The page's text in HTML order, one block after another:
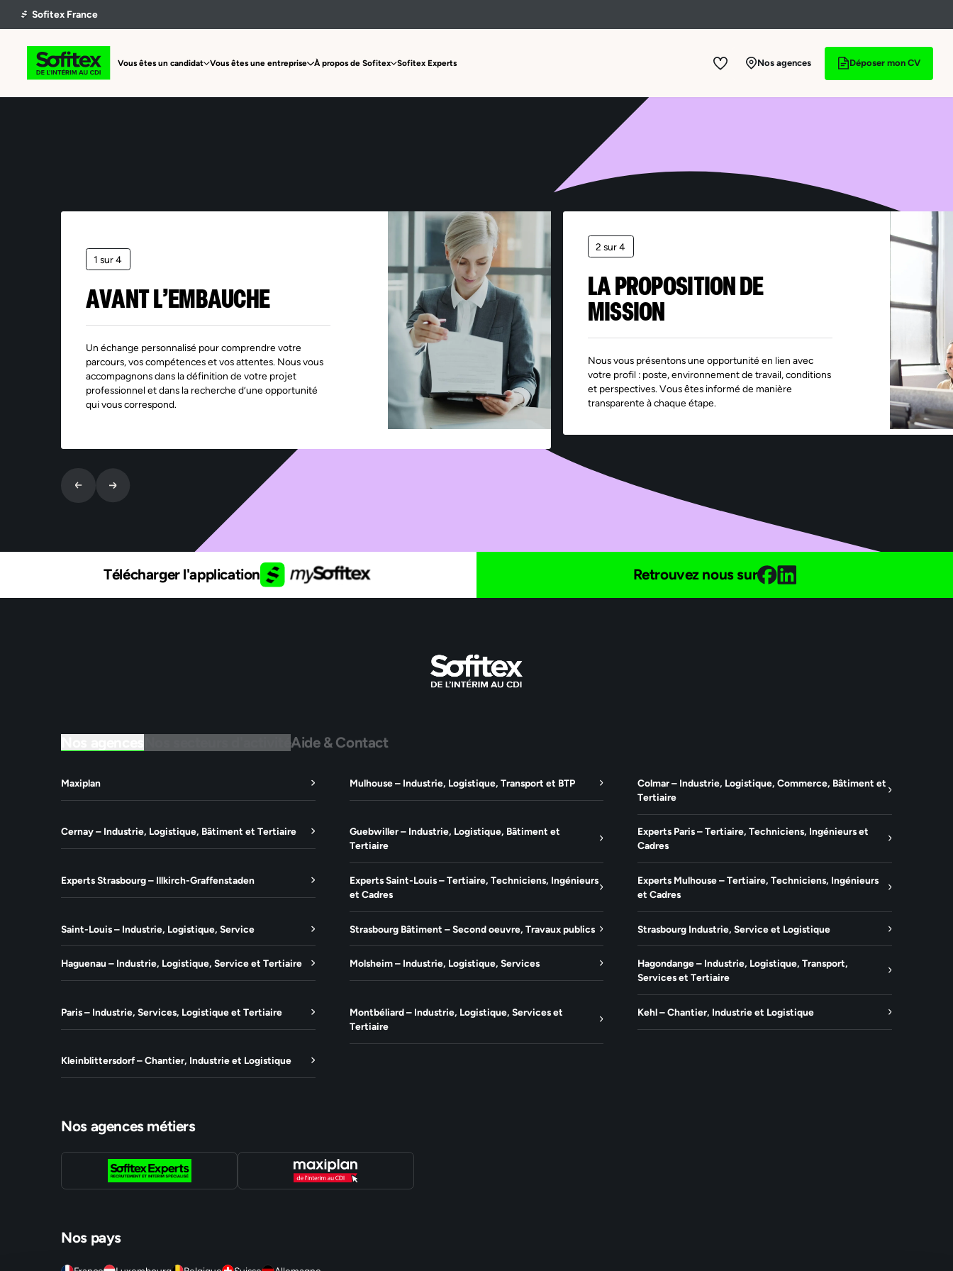
Vous êtes un candidat Vous êtes une entreprise À propos de Sofitex Sofitex Experts Nos agences Déposer mon CV
Offre non trouvée
1 sur 4
AVANT L’EMBAUCHE
Un échange personnalisé pour comprendre votre
parcours, vos compétences et vos attentes. Nous vous
accompagnons dans la définition de votre projet
professionnel et dans la recherche d’une opportunité
qui vous correspond.
2 sur 4
LA PROPOSITION DE
MISSION
Nous vous présentons une opportunité en lien avec
votre profil : poste, environnement de travail, conditions
et perspectives. Vous êtes informé de manière
transparente à chaque étape.
Télécharger l'application Retrouvez nous sur
Nos secteurs d'activitéAide & Contact
Maxiplan Mulhouse – Industrie, Logistique, Transport et BTP
Colmar – Industrie, Logistique, Commerce, Bâtiment et
Tertiaire
Cernay – Industrie, Logistique, Bâtiment et Tertiaire
Guebwiller – Industrie, Logistique, Bâtiment et
Tertiaire
Experts Paris – Tertiaire, Techniciens, Ingénieurs et
Cadres
Experts Strasbourg – Illkirch-Graffenstaden
Experts Saint-Louis – Tertiaire, Techniciens, Ingénieurs
et Cadres
Experts Mulhouse – Tertiaire, Techniciens, Ingénieurs
et Cadres
Saint-Louis – Industrie, Logistique, Service Strasbourg Bâtiment – Second oeuvre, Travaux publics Strasbourg Industrie, Service et Logistique
Haguenau – Industrie, Logistique, Service et Tertiaire Molsheim – Industrie, Logistique, Services
Hagondange – Industrie, Logistique, Transport,
Services et Tertiaire
Paris – Industrie, Services, Logistique et Tertiaire
Montbéliard – Industrie, Logistique, Services et
Tertiaire
Kehl – Chantier, Industrie et Logistique
Kleinblittersdorf – Chantier, Industrie et Logistique
Nos agences métiers
Nos pays